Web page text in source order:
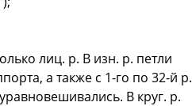
лиц. р. В изн. р. петли
а также с 1-го по 32-й р.
В круг. р.